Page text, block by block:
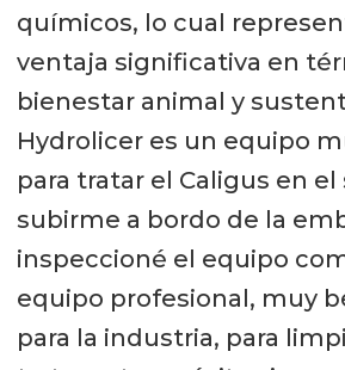
químicos, lo cual
ventaja significativa en
bienestar animal y
Hydrolicer es un equipo
para tratar el Caligus en
subirme a bordo de la
inspeccioné el equipo
equipo profesional, muy
para la industria, para